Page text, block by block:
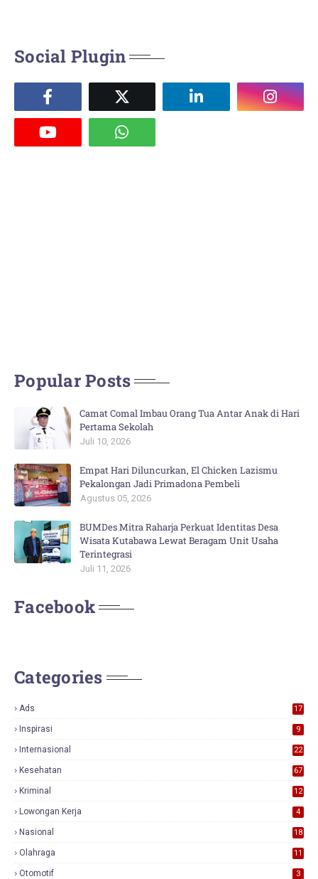
Social Plugin
Popular Posts
Camat Comal Imbau Orang Tua Antar Anak di Hari
Pertama Sekolah
Juli 10, 2026
Empat Hari Diluncurkan, El Chicken Lazismu
Pekalongan Jadi Primadona Pembeli
Agustus 05, 2026
BUMDes Mitra Raharja Perkuat Identitas Desa
Wisata Kutabawa Lewat Beragam Unit Usaha
Terintegrasi
Juli 11, 2026
Facebook
Categories
Ads
17
Inspirasi 9
Internasional 22
Kesehatan 67
Kriminal 12
Lowongan Kerja 4
Nasional
18
Olahraga 11
Otomotif 3